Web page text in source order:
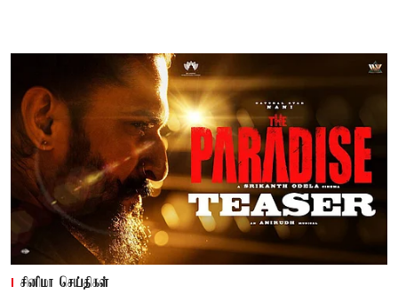
சினிமா செய்திகள்